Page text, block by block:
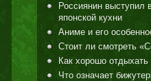
Россиянин выступил
японской кухни
Аниме и его
Стоит ли смотреть
Как хорошо
Что означает